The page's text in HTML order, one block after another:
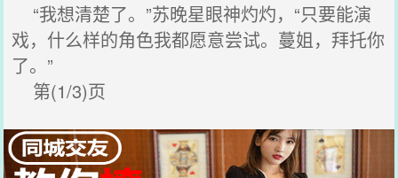
“我想清楚了。”苏晚星眼神灼灼，“只要能演
戏，什么样的角色我都愿意尝试。蔓姐，拜托你
了。”
第(1/3)页